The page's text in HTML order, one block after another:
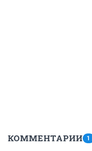
КОММЕНТАРИИ 1